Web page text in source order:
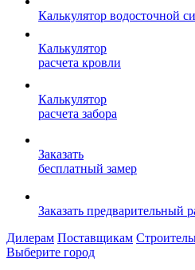
Калькулятор водосточной
Калькулятор
расчета кровли
Калькулятор
расчета забора
Заказать
бесплатный замер
Заказать предварительный
Дилерам Поставщикам
Выберите город